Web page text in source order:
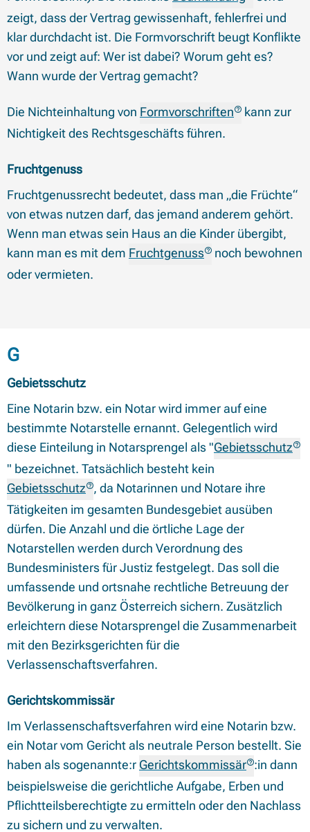
zeigt, dass der Vertrag gewissenhaft, fehlerfrei und
klar durchdacht ist. Die Formvorschrift beugt Konflikte
vor und zeigt auf: Wer ist dabei? Worum geht es?
Wann wurde der Vertrag gemacht?
Die Nichteinhaltung von Formvorschriften
kann zur
Nichtigkeit des Rechtsgeschäfts führen.
Fruchtgenuss
Fruchtgenussrecht bedeutet, dass man „die Früchte“
von etwas nutzen darf, das jemand anderem gehört.
Wenn man etwas sein Haus an die Kinder übergibt,
kann man es mit dem Fruchtgenuss
noch bewohnen
oder vermieten.
Begriffe mit Anfangsbuchstabe
G
Gebietsschutz
Eine Notarin bzw. ein Notar wird immer auf eine
bestimmte Notarstelle ernannt. Gelegentlich wird
diese Einteilung in Notarsprengel als "Gebietsschutz
" bezeichnet. Tatsächlich besteht kein
Gebietsschutz
, da Notarinnen und Notare ihre
Tätigkeiten im gesamten Bundesgebiet ausüben
dürfen. Die Anzahl und die örtliche Lage der
Notarstellen werden durch Verordnung des
Bundesministers für Justiz festgelegt. Das soll die
umfassende und ortsnahe rechtliche Betreuung der
Bevölkerung in ganz Österreich sichern. Zusätzlich
erleichtern diese Notarsprengel die Zusammenarbeit
mit den Bezirksgerichten für die
Verlassenschaftsverfahren.
Gerichtskommissär
Im Verlassenschaftsverfahren wird eine Notarin bzw.
ein Notar vom Gericht als neutrale Person bestellt. Sie
haben als sogenannte:r Gerichtskommissär :in dann
beispielsweise die gerichtliche Aufgabe, Erben und
Pflichtteilsberechtigte zu ermitteln oder den Nachlass
zu sichern und zu verwalten.